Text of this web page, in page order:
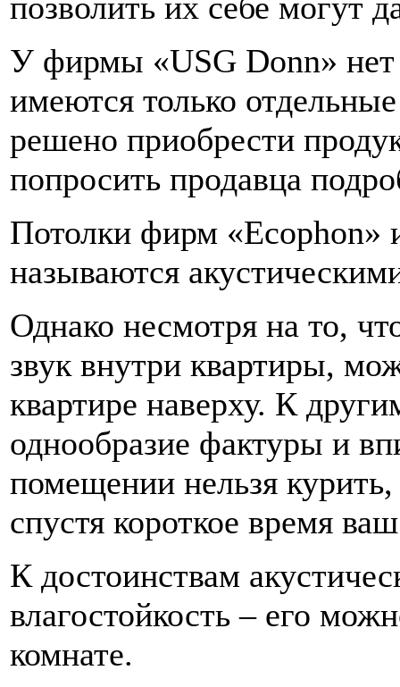
У фирмы «USG Donn» нет
имеются только
решено приобрести
попросить продавца
Потолки фирм «Ecophon»
называются
Однако несмотря на то,
звук внутри квартиры,
квартире наверху. К
однообразие фактуры и
помещении нельзя
спустя короткое время
К достоинствам
влагостойкость – его
комнате.